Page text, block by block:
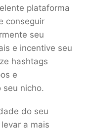
plataforma
conseguir
seu
e incentive seu
hashtags
e
seu nicho.
do seu
a mais